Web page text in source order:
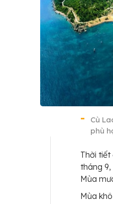
Cù
phù
Thời
tháng
Mùa
Mùa